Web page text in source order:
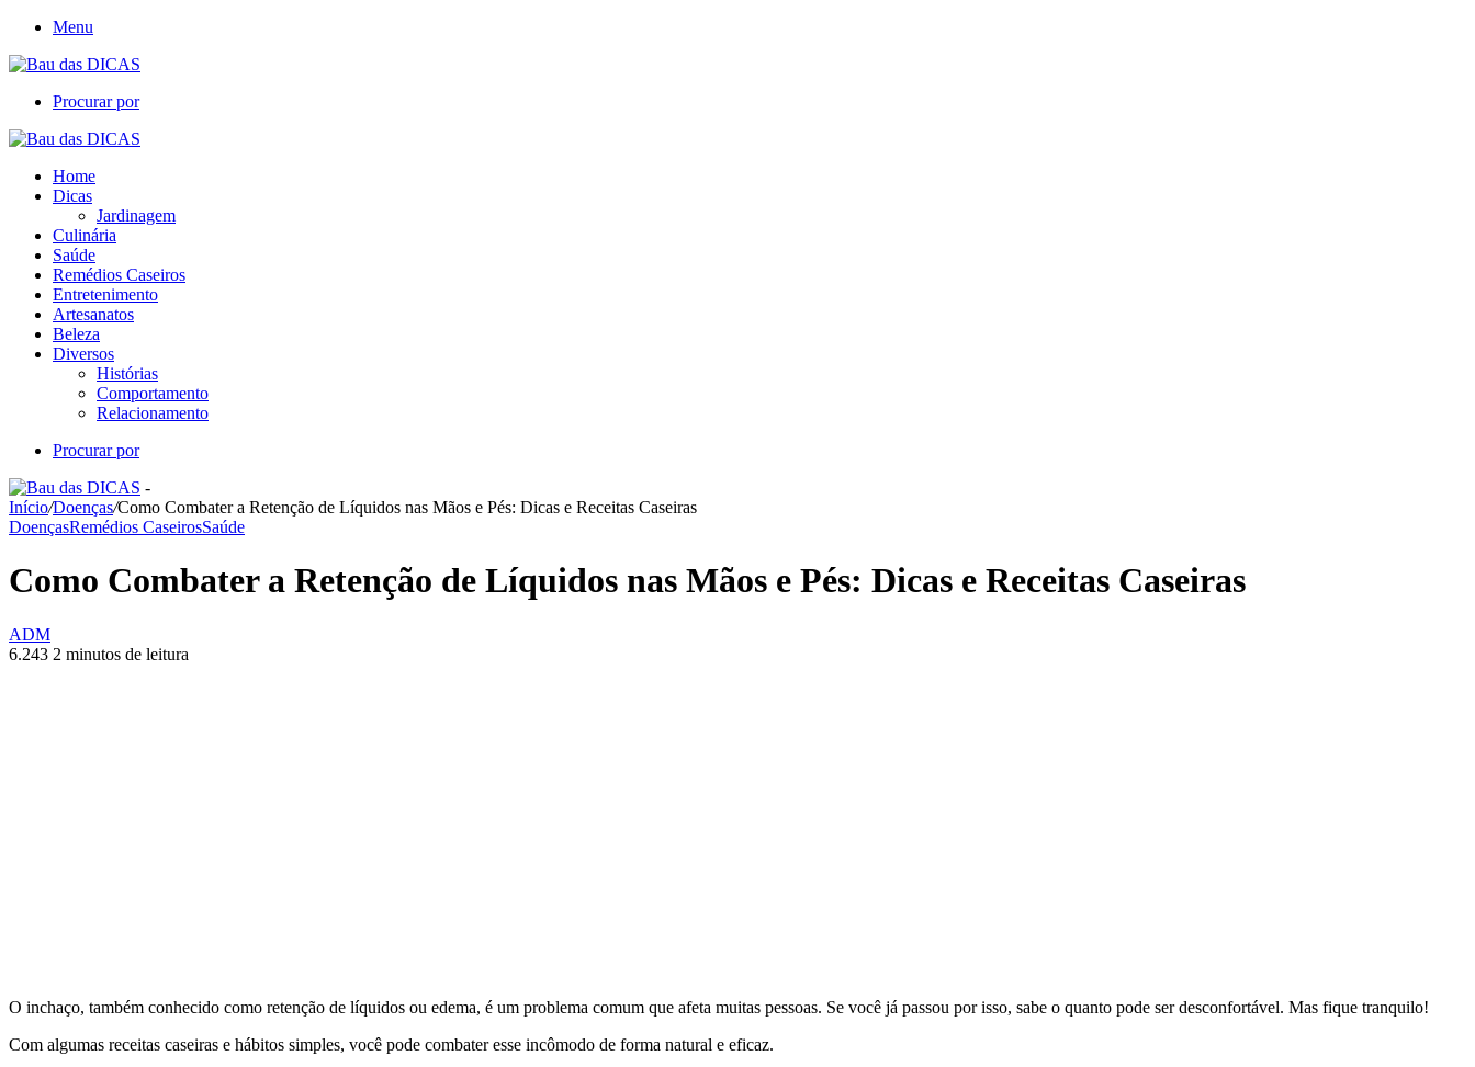
Menu
Procurar por
Home
Dicas
Jardinagem
Culinária
Saúde
Remédios Caseiros
Entretenimento
Artesanatos
Beleza
Diversos
Histórias
Comportamento
Relacionamento
Procurar por
-
Início/Doenças/Como Combater a Retenção de Líquidos nas Mãos e Pés: Dicas e Receitas Caseiras
DoençasRemédios CaseirosSaúde
Como Combater a Retenção de Líquidos nas Mãos e Pés: Dicas e Receitas Caseiras
ADM
6.243 2 minutos de leitura
O inchaço, também conhecido como retenção de líquidos ou edema, é um problema comum que afeta muitas pessoas. Se você já passou por isso, sabe o quanto pode ser desconfortável. Mas fique tranquilo!
Com algumas receitas caseiras e hábitos simples, você pode combater esse incômodo de forma natural e eficaz.